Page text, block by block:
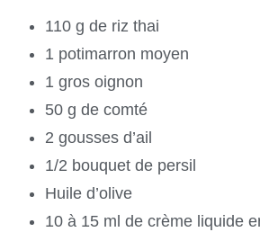
110 g de riz thai
1 potimarron moyen
1 gros oignon
50 g de comté
2 gousses d’ail
1/2 bouquet de persil
Huile d’olive
10 à 15 ml de crème liquide